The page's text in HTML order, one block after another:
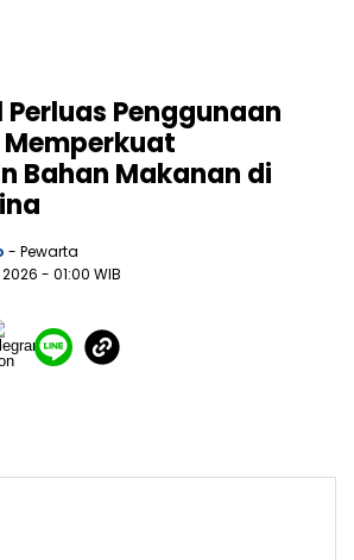
Perluas Penggunaan
Memperkuat
Bahan Makanan di
- Pewarta
- 01:00 WIB